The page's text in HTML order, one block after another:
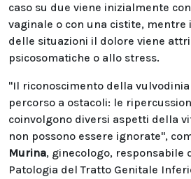
caso su due viene inizialmente
vaginale o con una cistite,
delle situazioni il dolore viene
psicosomatiche o allo stress.
"Il riconoscimento della
percorso a ostacoli: le
coinvolgono diversi aspetti della
non possono essere ignorate",
Murina, ginecologo, responsabile
Patologia del Tratto Genitale